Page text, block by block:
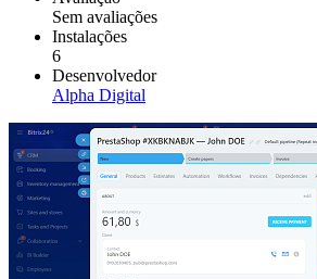
Sem avaliações
Instalações
6
Desenvolvedor
Alpha Digital